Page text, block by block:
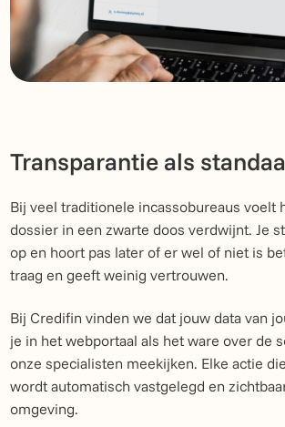
Transparantie als
Bij veel traditionele incassobureaus voelt
dossier in een zwarte doos verdwijnt. Je
op en hoort pas later of er wel of niet is
traag en geeft weinig vertrouwen.
Bij Credifin vinden we dat jouw data van
je in het webportaal als het ware over de
onze specialisten meekijken. Elke actie
wordt automatisch vastgelegd en
omgeving.